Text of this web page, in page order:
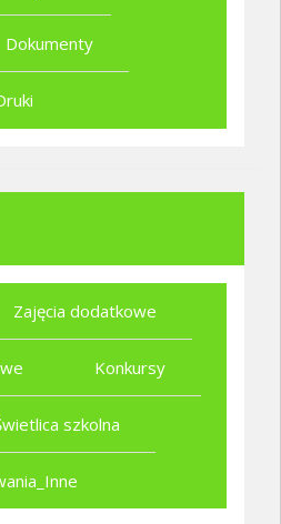
Dokumenty
Zajęcia dodatkowe
Konkursy
szkolna